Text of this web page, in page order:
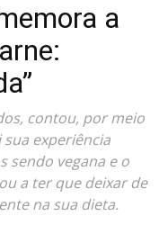
a
contou, por meio
experiência
sendo vegana e o
a ter que deixar de
na sua dieta.